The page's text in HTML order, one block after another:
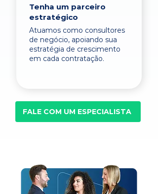
Tenha um parceiro
estratégico
Atuamos como consultores
de negócio, apoiando sua
estratégia de crescimento
em cada contratação.
FALE COM UM ESPECIALISTA